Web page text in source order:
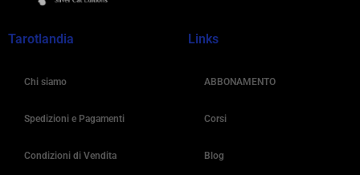
Tarotlandia
Chi siamo
Spedizioni e Pagamenti
Condizioni di Vendita
Links
ABBONAMENTO
Corsi
Blog